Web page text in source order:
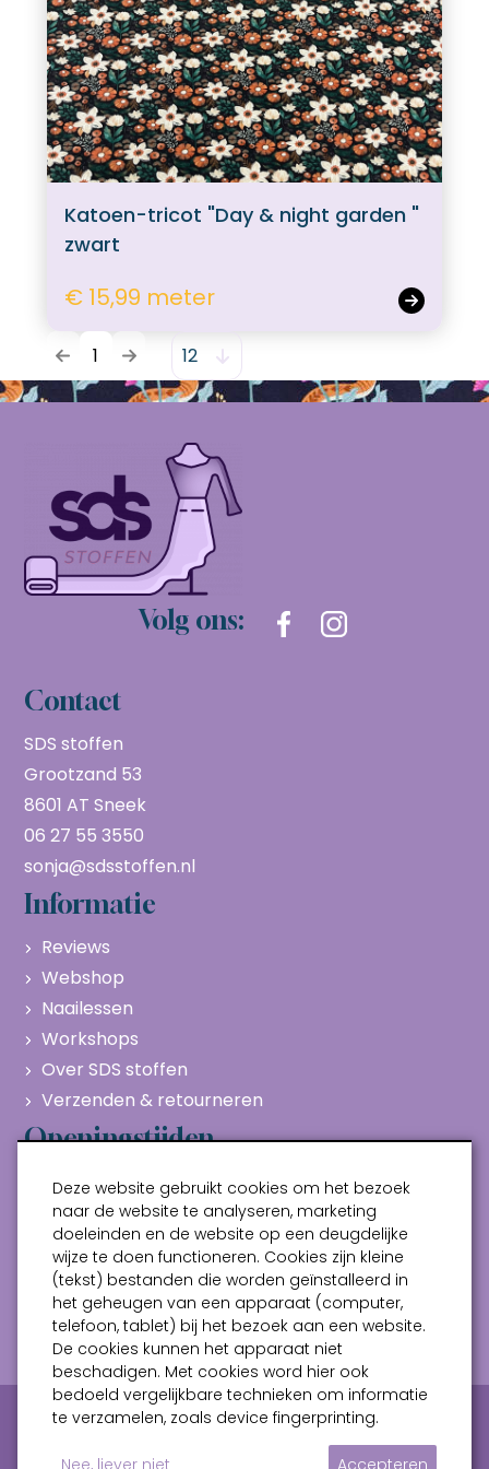
Katoen-tricot "Day & night garden "
zwart
€ 15,99 meter
1
Volg ons:
Contact
SDS stoffen
Grootzand 53
8601 AT Sneek
06 27 55 3550
sonja@sdsstoffen.nl
Informatie
Reviews
Webshop
Naailessen
Workshops
Over SDS stoffen
Verzenden & retourneren
Openingstijden
Maandag
Gesloten
Dinsdag
10:00 - 17:00
Woensdag
10:00 - 17:00
Donderdag
10:00 - 17:00
Vrijdag
10:00 - 17:00
Zaterdag
10:00 - 17:00
Privacy verklaring
Algemene voorwaarden
Deze website gebruikt cookies om het bezoek
naar de website te analyseren, marketing
doeleinden en de website op een deugdelijke
wijze te doen functioneren. Cookies zijn kleine
(tekst) bestanden die worden geïnstalleerd in
het geheugen van een apparaat (computer,
telefoon, tablet) bij het bezoek aan een website.
De cookies kunnen het apparaat niet
beschadigen. Met cookies word hier ook
bedoeld vergelijkbare technieken om informatie
te verzamelen, zoals device fingerprinting.
Nee, liever niet Accepteren